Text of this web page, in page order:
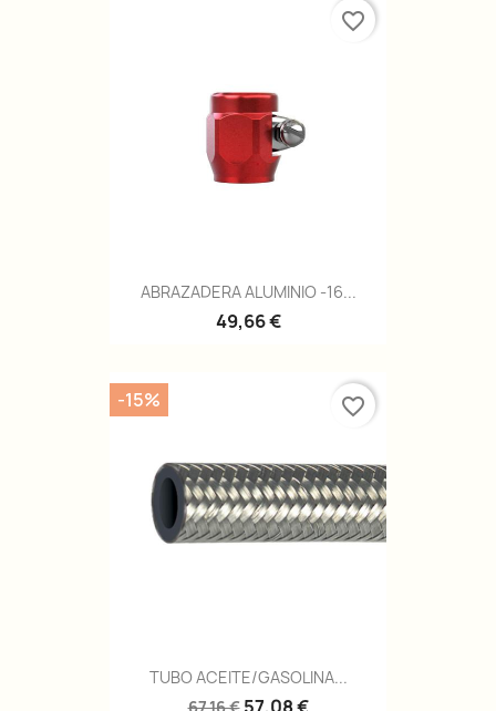
ABRAZADERA ALUMINIO -16...
49,66 €
favorite_border
TUBO ACEITE/GASOLINA...
-15% favorite_border